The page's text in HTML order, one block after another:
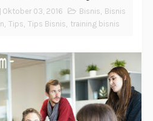
Oktober 03, 2016 Bisnis, Bisnis
, Tips, Tips Bisnis, training bisnis